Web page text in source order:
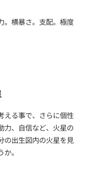
。横暴さ。支配。極度
える事で、さらに個性
力、自信など、火星の
の出生図内の火星を見
。